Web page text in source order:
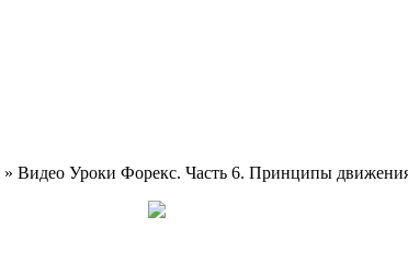
» Видео Уроки Форекс. Часть 6. Принципы